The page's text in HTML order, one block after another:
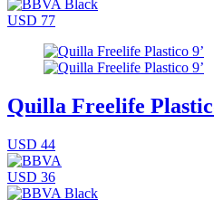
USD 77
Quilla Freelife
USD 44
USD 36